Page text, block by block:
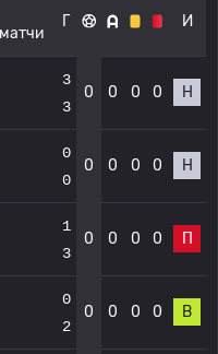
Г И
3
3
0 0 0 0 Н
0
0
0 0 0 0 Н
1
3
0 0 0 0 П
0
2
0 0 0 0 В